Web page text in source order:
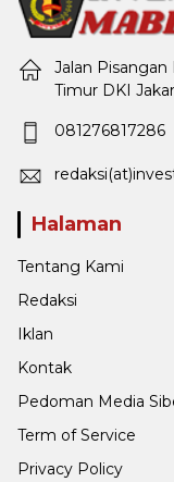
Jalan
Timur DKI
081276817286
Halaman
Tentang Kami
Redaksi
Iklan
Kontak
Pedoman Media
Term of Service
Privacy Policy